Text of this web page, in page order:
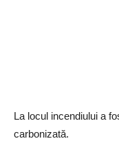
La locul incendiului a
carbonizată.